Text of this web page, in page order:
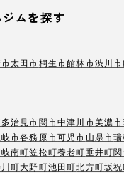
ムを探す
太田市桐生市館林市渋川市
多治見市関市中津川市美濃市
岐市各務原市可児市山県市
岐南町笠松町養老町垂井町
町大野町池田町北方町坂